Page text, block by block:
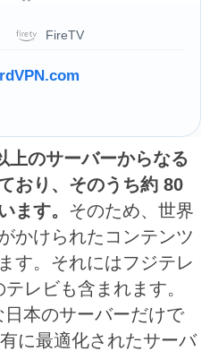
FireTV
上のサーバーからなる
おり、そのうち約 80
ます。 そのため、世界
かけられたコンテンツ
す。それにはフジテレ
レビも含まれます。
本のサーバーだけで
に最適化されたサーバ